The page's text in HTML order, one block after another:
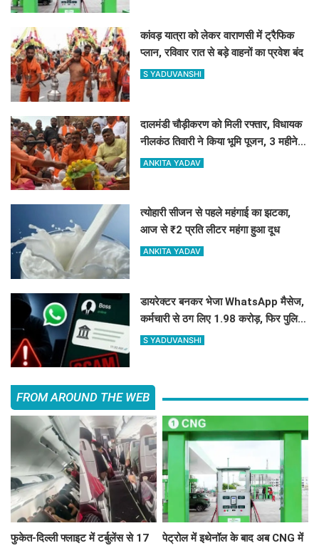
कांवड़ यात्रा को लेकर वाराणसी में ट्रैफिक
प्लान, रविवार रात से बड़े वाहनों का प्रवेश बंद
S YADUVANSHI
दालमंडी चौड़ीकरण को मिली रफ्तार, विधायक
नीलकंठ तिवारी ने किया भूमि पूजन, 3 महीने में
तैयार होगी मॉडल सड़क
ANKITA YADAV
त्योहारी सीजन से पहले महंगाई का झटका,
आज से ₹2 प्रति लीटर महंगा हुआ दूध
ANKITA YADAV
डायरेक्टर बनकर भेजा WhatsApp मैसेज,
कर्मचारी से ठग लिए 1.98 करोड़, फिर पुलिस
ने दिमाग लगाकर वापस दिला दिए 1.83
S YADUVANSHI
FROM AROUND THE WEB
फुकेत-दिल्ली फ्लाइट में टर्बुलेंस से 17
पेट्रोल में इथेनॉल के बाद अब CNG में